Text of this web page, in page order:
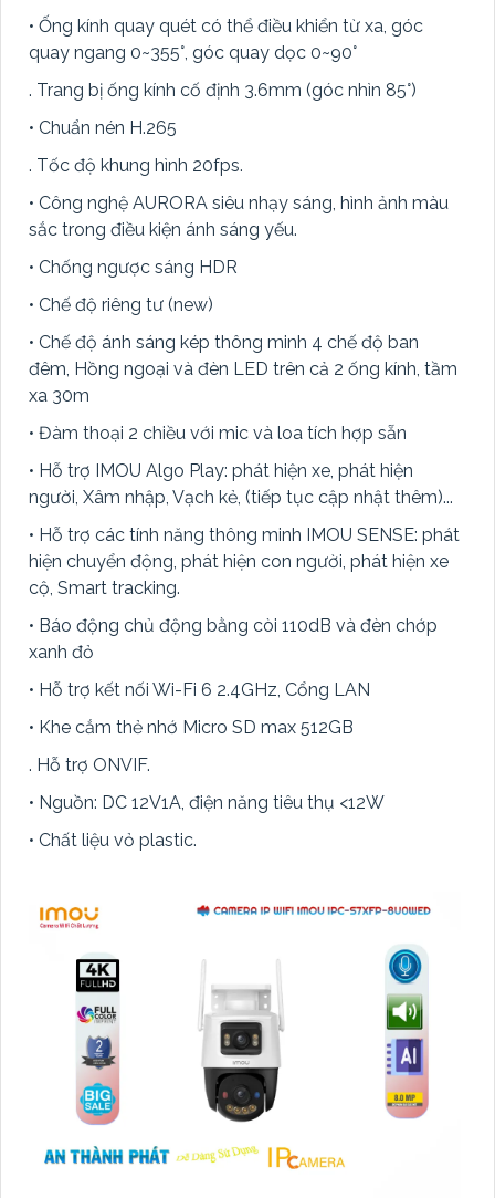
• Ống kính quay quét có thể điều khiển từ xa, góc
quay ngang 0~355°, góc quay dọc 0~90°
. Trang bị ống kính cố định 3.6mm (góc nhìn 85°)
• Chuẩn nén H.265
. Tốc độ khung hình 20fps.
• Công nghệ AURORA siêu nhạy sáng, hình ảnh màu
sắc trong điều kiện ánh sáng yếu.
• Chống ngược sáng HDR
• Chế độ riêng tư (new)
• Chế độ ánh sáng kép thông minh 4 chế độ ban
đêm, Hồng ngoại và đèn LED trên cả 2 ống kính, tầm
xa 30m
• Đàm thoại 2 chiều với mic và loa tích hợp sẵn
• Hỗ trợ IMOU Algo Play: phát hiện xe, phát hiện
người, Xâm nhập, Vạch kẻ, (tiếp tục cập nhật thêm)...
• Hỗ trợ các tính năng thông minh IMOU SENSE: phát
hiện chuyển động, phát hiện con người, phát hiện xe
cộ, Smart tracking.
• Báo động chủ động bằng còi 110dB và đèn chớp
xanh đỏ
• Hỗ trợ kết nối Wi-Fi 6 2.4GHz, Cổng LAN
• Khe cắm thẻ nhớ Micro SD max 512GB
. Hỗ trợ ONVIF.
• Nguồn: DC 12V1A, điện năng tiêu thụ <12W
• Chất liệu vỏ plastic.